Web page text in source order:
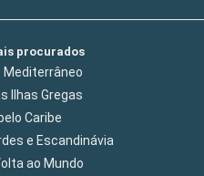
procurados
Mediterrâneo
Ilhas Gregas
Caribe
e Escandinávia
ao Mundo